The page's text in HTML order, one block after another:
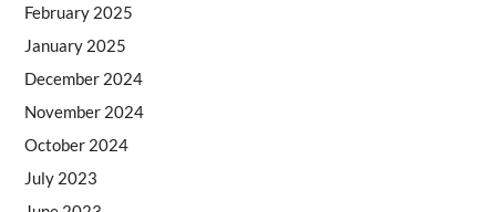
February 2025
January 2025
December 2024
November 2024
October 2024
July 2023